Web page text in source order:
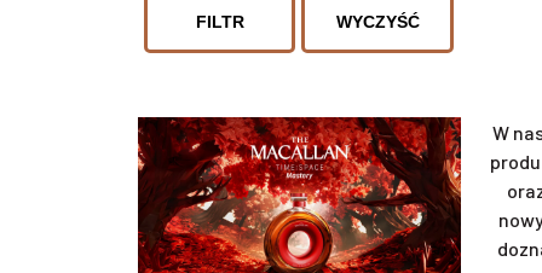
FILTR WYCZYŚĆ
W